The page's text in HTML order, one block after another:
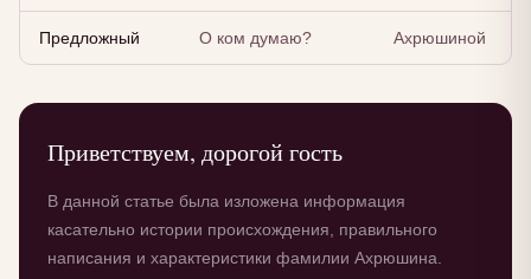
Предложный О ком думаю? Ахрюшиной
Приветствуем, дорогой гость
В данной статье была изложена информация
касательно истории происхождения, правильного
написания и характеристики фамилии Ахрюшина.